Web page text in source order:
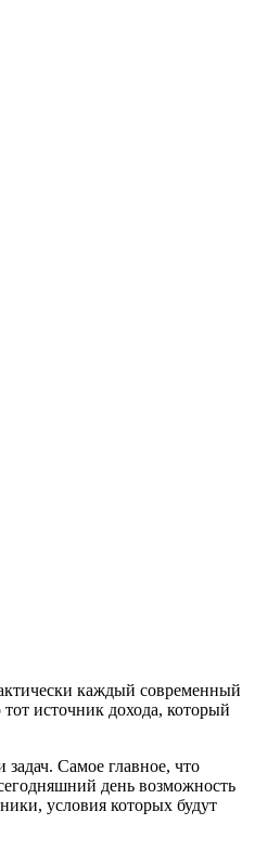
каждый современный
источник дохода, который
Самое главное, что
день возможность
условия которых будут